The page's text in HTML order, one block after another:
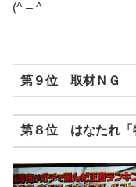
(^ – ^
第９位 取材ＮＧ
第８位 はなたれ「